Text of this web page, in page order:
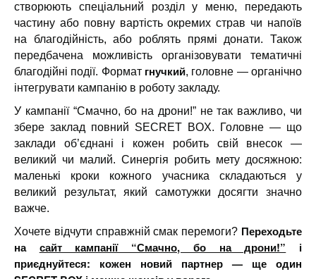
створюють спеціальний розділ у меню, передають
частину або повну вартість окремих страв чи напоїв
на благодійність, або роблять прямі донати. Також
передбачена можливість організовувати тематичні
благодійні події. Формат гнучкий, головне — органічно
інтегрувати кампанію в роботу закладу.
У кампанії “Смачно, бо на дрони!” не так важливо, чи
збере заклад повний SECRET BOX. Головне — що
заклади об’єднані і кожен робить свій внесок —
великий чи малий. Синергія робить мету досяжною:
маленькі кроки кожного учасника складаються у
великий результат, який самотужки досягти значно
важче.
Хочете відчути справжній смак перемоги? Переходьте
на сайт кампанії “Смачно, бо на дрони!” і
приєднуйтеся: кожен новий партнер — ще один